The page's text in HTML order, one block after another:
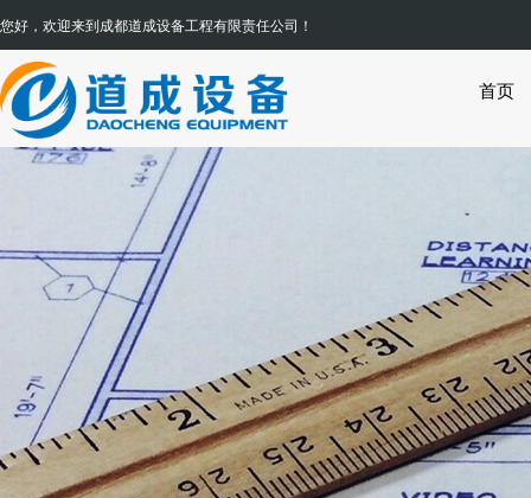
您好，欢迎来到 成都道成设备工程有限责任公司
首页